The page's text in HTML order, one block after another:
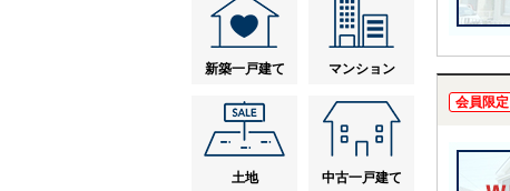
会員限定
新築一戸建て マンション
土地 中古一戸建て